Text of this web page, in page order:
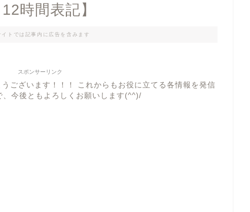
時間表記】
イトでは記事内に広告を含みます
スポンサーリンク
ございます！！！ これからもお役に立てる各情報を発信
、今後ともよろしくお願いします(^^)/